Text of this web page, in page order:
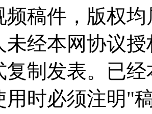
频稿件，版权
未经本网协议
复制发表。已
用时必须注明"